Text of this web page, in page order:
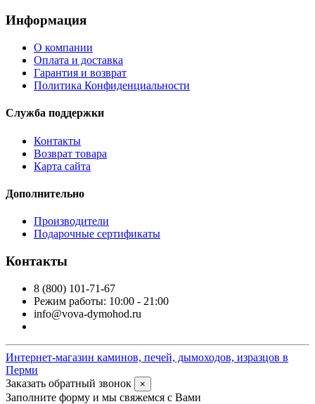
Информация
О компании
Оплата и доставка
Гарантия и возврат
Политика Конфиденциальности
Служба поддержки
Контакты
Возврат товара
Карта сайта
Дополнительно
Производители
Подарочные сертификаты
Контакты
8 (800) 101-71-67
Режим работы: 10:00 - 21:00
info@vova-dymohod.ru
Интернет-магазин каминов, печей, дымоходов, изразцов в
Перми
Заказать обратный звонок
×
Заполните форму и мы свяжемся с Вами